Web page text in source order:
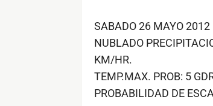
SABADO 26 MAYO 2012
NUBLADO
KM/HR.
TEMP.MAX. PROB: 5
PROBABILIDAD DE